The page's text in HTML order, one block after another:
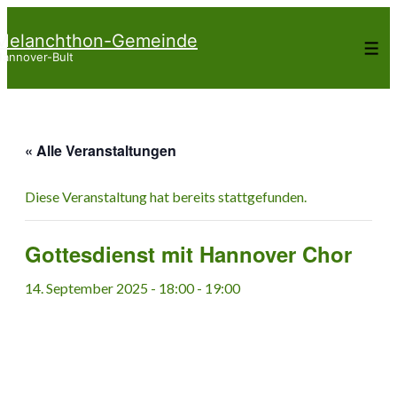
Zum
Gemeinde
Bult
« Alle Veranstaltungen
Diese Veranstaltung hat bereits stattgefunden.
Gottesdienst mit Hannover Chor
14. September 2025 - 18:00- 19:00